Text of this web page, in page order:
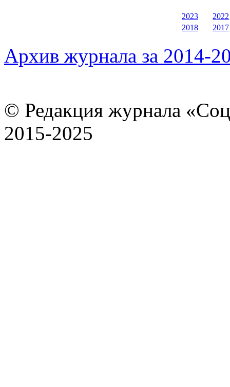
2023
2022
2018
2017
Архив журнала за 2014-
© Редакция журнала
2015-2025